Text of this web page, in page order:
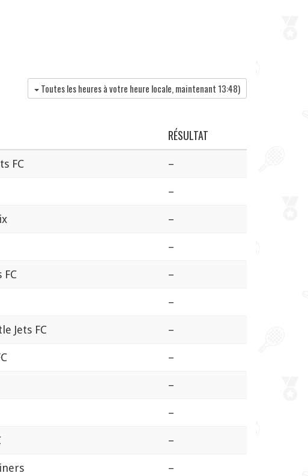
Toutes les heures à votre heure locale, maintenant 13:48)
RÉSULTAT
FC –
–
–
–
FC –
–
Jets FC –
–
–
–
–
–